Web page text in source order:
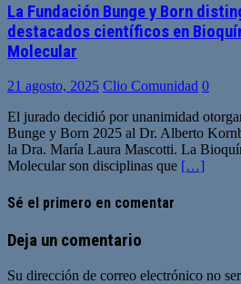
La Fundación Bunge y Born
destacados científicos en
Molecular
21 agosto, 2025 Clio Comunidad 0
El jurado decidió por unanimidad
Bunge y Born 2025 al Dr. Alberto
la Dra. María Laura Mascotti. La
Molecular son disciplinas que […]
Sé el primero en comentar
Deja un comentario
Su dirección de correo electrónico no